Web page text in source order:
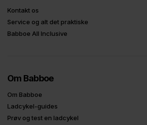
Kontakt os
Service og alt det praktiske
Babboe All Inclusive
Om Babboe
Om Babboe
Ladcykel-guides
Prøv og test en ladcykel